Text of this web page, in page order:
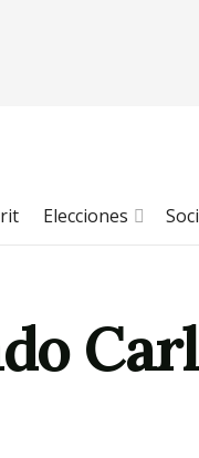
Elecciones